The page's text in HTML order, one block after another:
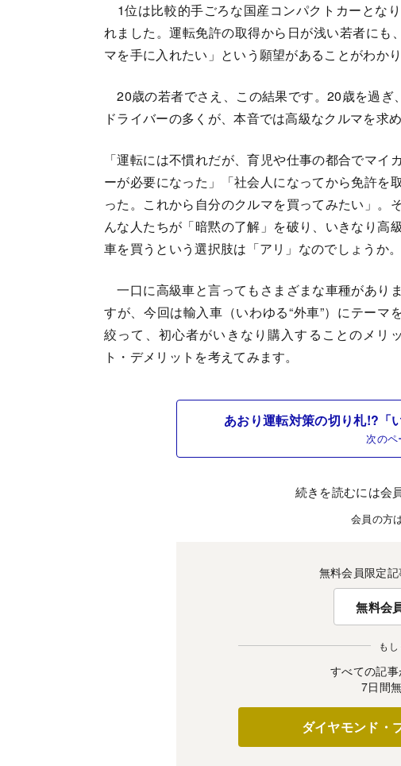
1位は比較的手ごろな国産コンパクトカーとな
れました。運転免許の取得から日が浅い若者に
マを手に入れたい」という願望があることがわかり
20歳の若者でさえ、この結果です。20歳を過
ドライバーの多くが、本音では高級なクルマを求
「運転には不慣れだが、育児や仕事の都合でマイカ
ーが必要になった」「社会人になってから免許を取
った。これから自分のクルマを買ってみたい」。
んな人たちが「暗黙の了解」を破り、いきなり高級
車を買うという選択肢は「アリ」なのでしょうか。
一口に高級車と言ってもさまざまな車種がありま
すが、今回は輸入車（いわゆる“外車”）にテーマ
絞って、初心者がいきなり購入することのメリッ
ト・デメリットを考えてみます。
あおり運転対策の切り札!?「
次のペ
続きを読むには会
会員の方
無料会員限定記
無料会
もし
すべての記事
7日間
ダイヤモンド・